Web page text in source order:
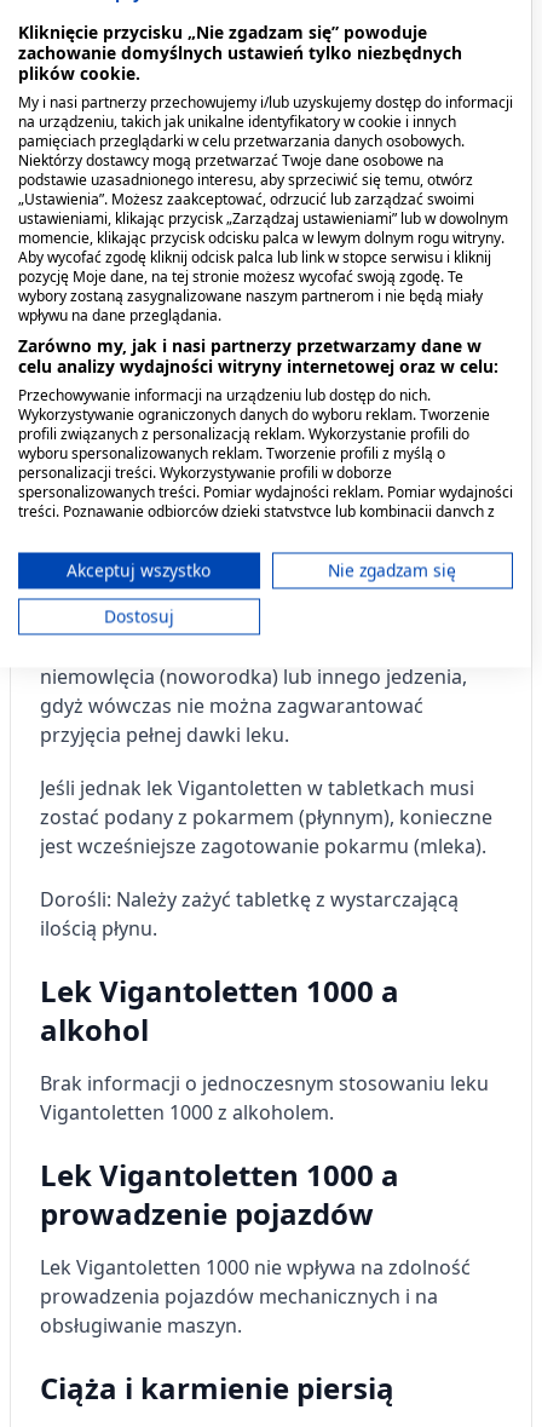
pojedynczych przypadkach opisywano zejścia
śmiertelne.
Jeśli wystąpią jakiekolwiek objawy niepożądane, w
tym wszelkie możliwe objawy niepożądane
niewymienione w ulotce, należy zwrócić się do
lekarza.
Stosowanie leku Vigantoletten
1000 z jedzeniem i piciem
Należy poinformować lekarza, jeśli jest podawany
pokarm z dodatkiem witaminy D.
Noworodki, niemowlęta i małe dzieci: Należy
rozpuścić pół tabletki leku Vigantoletten 1000 w
wodzie na łyżeczce (do herbaty) i podać zawiesinę
podczas posiłku.
Nie zaleca się dodawania tak sporządzonej
niemowlęcia (noworodka) lub innego jedzenia,
gdyż wówczas nie można zagwarantować
przyjęcia pełnej dawki leku.
Jeśli jednak lek Vigantoletten w tabletkach musi
zostać podany z pokarmem (płynnym), konieczne
jest wcześniejsze zagotowanie pokarmu (mleka).
Dorośli: Należy zażyć tabletkę z wystarczającą
ilością płynu.
Lek Vigantoletten 1000 a
alkohol
Brak informacji o jednoczesnym stosowaniu leku
Vigantoletten 1000 z alkoholem.
Lek Vigantoletten 1000 a
prowadzenie pojazdów
Lek Vigantoletten 1000 nie wpływa na zdolność
prowadzenia pojazdów mechanicznych i na
obsługiwanie maszyn.
Ciąża i karmienie piersią
Kliknięcie przycisku „Nie zgadzam się” powoduje
zachowanie domyślnych ustawień tylko niezbędnych
plików cookie.
My i nasi partnerzy przechowujemy i/lub uzyskujemy dostęp do informacji
na urządzeniu, takich jak unikalne identyfikatory w cookie i innych
pamięciach przeglądarki w celu przetwarzania danych osobowych.
Niektórzy dostawcy mogą przetwarzać Twoje dane osobowe na
podstawie uzasadnionego interesu, aby sprzeciwić się temu, otwórz
„Ustawienia”. Możesz zaakceptować, odrzucić lub zarządzać swoimi
ustawieniami, klikając przycisk „Zarządzaj ustawieniami” lub w dowolnym
momencie, klikając przycisk odcisku palca w lewym dolnym rogu witryny.
Aby wycofać zgodę kliknij odcisk palca lub link w stopce serwisu i kliknij
pozycję Moje dane, na tej stronie możesz wycofać swoją zgodę. Te
wybory zostaną zasygnalizowane naszym partnerom i nie będą miały
wpływu na dane przeglądania.
Zarówno my, jak i nasi partnerzy przetwarzamy dane w
celu analizy wydajności witryny internetowej oraz w celu:
Przechowywanie informacji na urządzeniu lub dostęp do nich.
Wykorzystywanie ograniczonych danych do wyboru reklam. Tworzenie
profili związanych z personalizacją reklam. Wykorzystanie profili do
wyboru spersonalizowanych reklam. Tworzenie profili z myślą o
personalizacji treści. Wykorzystywanie profili w doborze
spersonalizowanych treści. Pomiar wydajności reklam. Pomiar wydajności
treści. Poznawanie odbiorców dzięki statystyce lub kombinacji danych z
ograniczonych danych do wyboru treści.
Dane mogą być udostępniane poza Unię Europejską i wysyłane do USA.
Twoja zgoda i polityka cookie dotyczą wyłącznie tej witryny/aplikacji.
Wyświetl listę partnerów (11 dostawców IAB)
Cele przetwarzania IAB:
Przechowywanie informacji na urządzeniu
lub dostęp do nich
Wykorzystywanie ograniczonych danych do
wyboru reklam
spersonalizowanych reklam
Wykorzystanie profili do wyboru
Tworzenie profili w celu personalizacji treści
spersonalizowanych treści
Pomiar efektywności reklam
Pomiar efektywności treści
Rozumienie odbiorców dzięki statystyce lub
Rozwój i ulepszanie usług
Funkcje specjalne IAB:
Akceptuj wszystko
Nie zgadzam się
Dostosuj